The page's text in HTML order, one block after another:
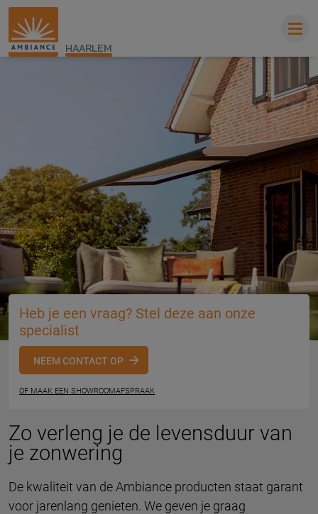
HAARLEM
Heb je een vraag? Stel deze aan onze
specialist
NEEM CONTACT OP
OF MAAK EEN SHOWROOMAFSPRAAK
Zo verleng je de levensduur van
je zonwering
De kwaliteit van de Ambiance producten staat garant
voor jarenlang genieten. We geven je graag